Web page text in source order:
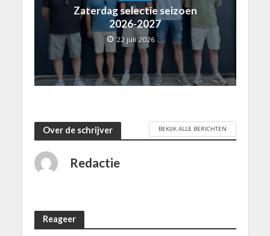
Zaterdag selectie seizoen
2026-2027
22 juli 2026
Over de schrijver BEKIJK ALLE BERICHTEN
Redactie
Reageer